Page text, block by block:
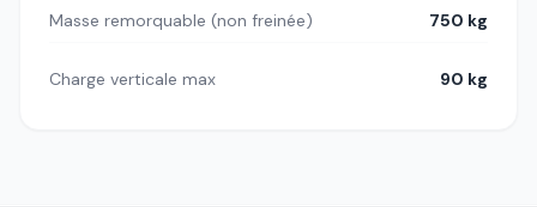
Masse remorquable (non freinée) 750 kg
Charge verticale max 90 kg